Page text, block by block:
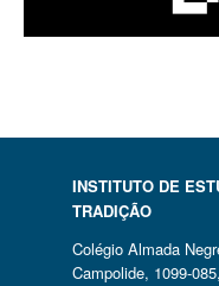
INSTITUTO DE
TRADIÇÃO
Colégio Almada
Campolide, 1099-